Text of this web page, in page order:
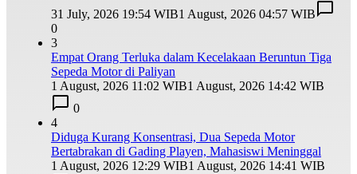
31 July, 2026 19:54 WIB1 August, 2026 04:57 WIB
0
3
Empat Orang Terluka dalam Kecelakaan Beruntun Tiga
Sepeda Motor di Paliyan
1 August, 2026 11:02 WIB1 August, 2026 14:42 WIB
0
4
Diduga Kurang Konsentrasi, Dua Sepeda Motor
Bertabrakan di Gading Playen, Mahasiswi Meninggal
1 August, 2026 12:29 WIB1 August, 2026 14:41 WIB